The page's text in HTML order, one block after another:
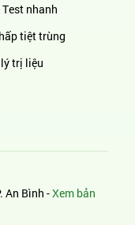
Test nhanh
tiệt trùng
trị liệu
An Bình -Xem bản